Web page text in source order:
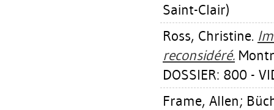
Saint-Clair)
Ross, Christine.
reconsidéré.
DOSSIER: 800 -
Frame, Allen;